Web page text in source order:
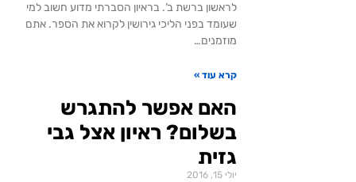
לראשון ברשת ב’. בראיון הסברתי מדוע חשוב למי
שעומד בפני הליכי גירושין לקרוא את הספר. אתם
מוזמנים…
קרא עוד »
האם אפשר להתגרש
בשלום? ראיון אצל גבי
גזית
יולי 15, 2016